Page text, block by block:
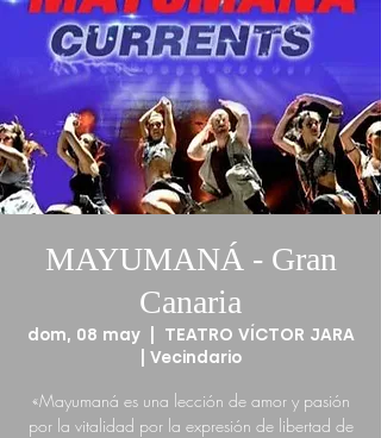
MAYUMANÁ - Gran
Canaria
dom, 08 may
  |
TEATRO VÍCTOR JARA
| Vecindario
«Mayumaná es una lección de amor y pasión
por la vitalidad por la expresión de libertad de